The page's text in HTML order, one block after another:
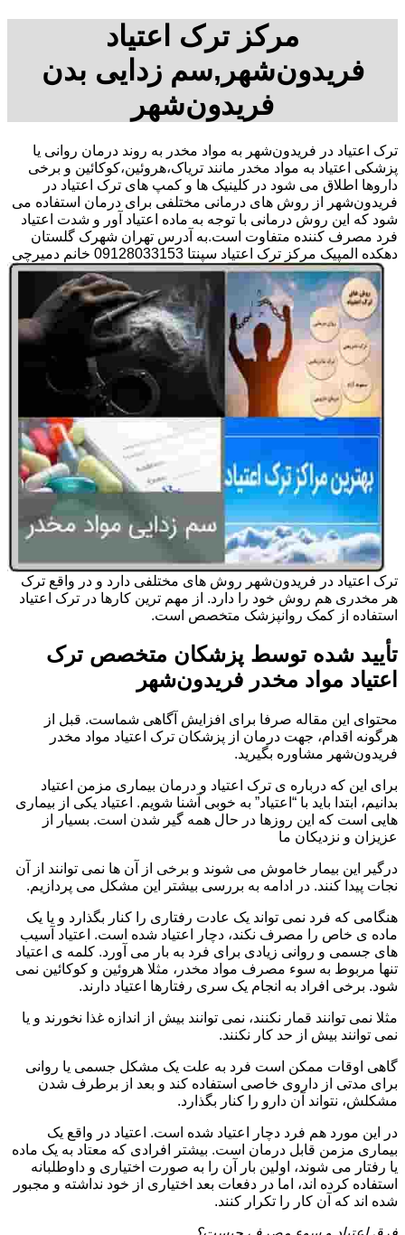
مرکز ترک اعتیاد
فریدون‌شهر,سم زدایی بدن
فریدون‌شهر
ترک اعتیاد در فریدون‌شهر به مواد مخدر به روند درمان روانی یا
پزشکی اعتیاد به مواد مخدر مانند تریاک،هروئین،کوکائین و برخی
داروها اطلاق می شود در کلینیک ها و کمپ های ترک اعتیاد در
فریدون‌شهر از روش های درمانی مختلفی برای درمان استفاده می
شود که این روش درمانی با توجه به ماده اعتیاد آور و شدت اعتیاد
فرد مصرف کننده متفاوت است.به آدرس تهران شهرک گلستان
دهکده المپیک مرکز ترک اعتیاد سپنتا 09128033153 خانم دمیرچی
ترک اعتیاد در فریدون‌شهر روش های مختلفی دارد و در واقع ترک
هر مخدری هم روش خود را دارد. از مهم ترین کارها در ترک اعتیاد
استفاده از کمک روانپزشک متخصص است.
تأیید شده توسط پزشکان متخصص ترک
اعتیاد مواد مخدر فریدون‌شهر
محتوای این مقاله صرفا برای افزایش آگاهی شماست. قبل از
هرگونه اقدام، جهت درمان از پزشکان ترک اعتیاد مواد مخدر
فریدون‌شهر مشاوره بگیرید.
برای این که درباره ی ترک اعتیاد و درمان بیماری مزمن اعتیاد
بدانیم، ابتدا باید با “اعتیاد” به خوبی آشنا شویم. اعتیاد یکی از بیماری
هایی است که این روزها در حال همه گیر شدن است. بسیار از
عزیزان و نزدیکان ما
درگیر این بیمار خاموش می شوند و برخی از آن ها نمی توانند از آن
نجات پیدا کنند. در ادامه به بررسی بیشتر این مشکل می پردازیم.
هنگامی که فرد نمی تواند یک عادت رفتاری را کنار بگذارد و یا یک
ماده ی خاص را مصرف نکند، دچار اعتیاد شده است. اعتیاد آسیب
های جسمی و روانی زیادی برای فرد به بار می آورد. کلمه ی اعتیاد
تنها مربوط به سوء مصرف مواد مخدر، مثلا هروئین و کوکائین نمی
شود. برخی افراد به انجام یک سری رفتارها اعتیاد دارند.
مثلا نمی توانند قمار نکنند، نمی توانند بیش از اندازه غذا نخورند و یا
نمی توانند بیش از حد کار نکنند.
گاهی اوقات ممکن است فرد به علت یک مشکل جسمی یا روانی
برای مدتی از داروی خاصی استفاده کند و بعد از برطرف شدن
مشکلش، نتواند آن دارو را کنار بگذارد.
در این مورد هم فرد دچار اعتیاد شده است. اعتیاد در واقع یک
بیماری مزمن قابل درمان است. بیشتر افرادی که معتاد به یک ماده
یا رفتار می شوند، اولین بار آن را به صورت اختیاری و داوطلبانه
استفاده کرده اند، اما در دفعات بعد اختیاری از خود نداشته و مجبور
شده اند که آن کار را تکرار کنند.